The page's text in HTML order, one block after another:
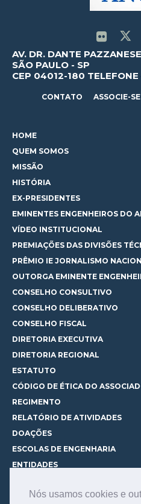
Nós usamos cookies e
AV. DR. DANTE
SÃO PAULO - SP
CEP 04012-180
CONTATO ASSOCIE-SE
HOME
QUEM SOMOS
MISSÃO
HISTÓRIA
EX-PRESIDENTES
EMINENTES ENGENHEIROS DO
VÍDEO INSTITUCIONAL
PREMIAÇÕES DAS DIVISÕES
PRÊMIO IE JORNALISMO
OUTORGA EMINENTE
CONSELHO CONSULTIVO
CONSELHO DELIBERATIVO
CONSELHO FISCAL
DIRETORIA EXECUTIVA
DIRETORIA REGIONAL
ESTATUTO
CÓDIGO DE ÉTICA DO
REGIMENTO
RELATÓRIO DE ATIVIDADES
DOAÇÕES
ESCOLAS DE ENGENHARIA
ENTIDADES
CURSOS